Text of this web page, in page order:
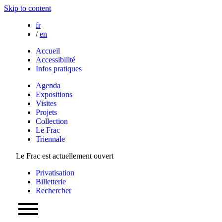
Skip to content
fr
/ en
Accueil
Accessibilité
Infos pratiques
Agenda
Expositions
Visites
Projets
Collection
Le Frac
Triennale
Le Frac est actuellement ouvert
Privatisation
Billetterie
Rechercher